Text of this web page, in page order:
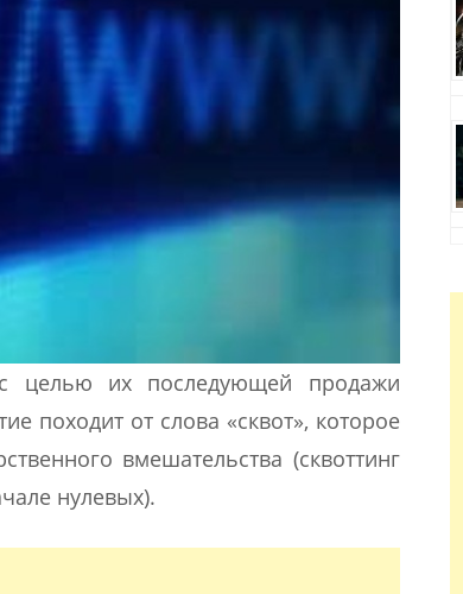
с целью их последующей продажи
походит от слова «сквот», которое
вмешательства (сквоттинг
нулевых).